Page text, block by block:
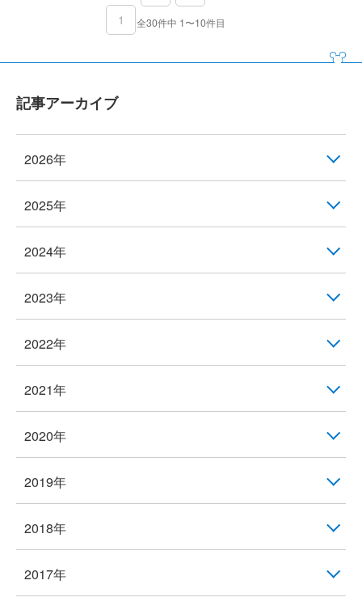
1 全30件中 1〜10件目
記事アーカイブ
2026年
2025年
2024年
2023年
2022年
2021年
2020年
2019年
2018年
2017年